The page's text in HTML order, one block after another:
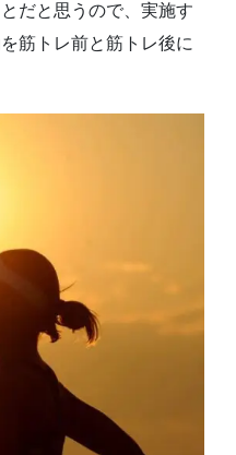
だと思うので、実施す
筋トレ前と筋トレ後に